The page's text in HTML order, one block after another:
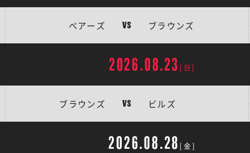
ベアーズ VS ブラウンズ
2026.08.23 [日]
ブラウンズ VS ビルズ
2026.08.28 [金]